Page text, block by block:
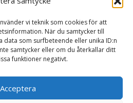
vi teknik som cookies för att
När du samtycker till
data som surfbeteende eller unika ID:n
samtycker eller om du återkallar ditt
funktioner negativt.
Acceptera
Present
cm Present
Present
i-craftby TemplatesNext.